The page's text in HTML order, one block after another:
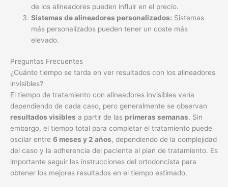
de los alineadores pueden influir en el precio.
Sistemas de alineadores personalizados: Sistemas
más personalizados pueden tener un coste más
elevado.
Preguntas Frecuentes
¿Cuánto tiempo se tarda en ver resultados con los alineadores
invisibles?
El tiempo de tratamiento con alineadores invisibles varía
dependiendo de cada caso, pero generalmente se observan
resultados visibles a partir de las primeras semanas. Sin
embargo, el tiempo total para completar el tratamiento puede
oscilar entre 6 meses y 2 años, dependiendo de la complejidad
del caso y la adherencia del paciente al plan de tratamiento. Es
importante seguir las instrucciones del ortodoncista para
obtener los mejores resultados en el tiempo estimado.